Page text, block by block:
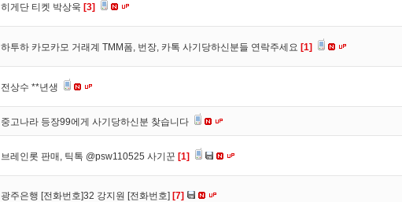
히게단 티켓 박상욱 [3]
하투하 카모카모 거래계 TMM폼, 번장, 카톡 사기당하신분들 연락주세요 [1]
전상수 **년생
중고나라 등장99에게 사기당하신분 찾습니다
브레인롯 판매, 틱톡 @psw110525 사기꾼 [1]
광주은행 [전화번호]32 강지원 [전화번호] [7]